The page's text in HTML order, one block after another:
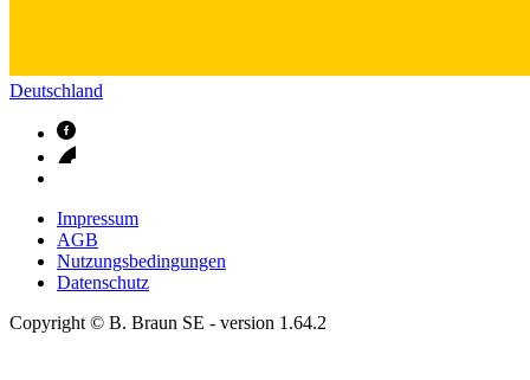
Deutschland
Impressum
AGB
Nutzungsbedingungen
Datenschutz
Copyright © B. Braun SE - version 1.64.2